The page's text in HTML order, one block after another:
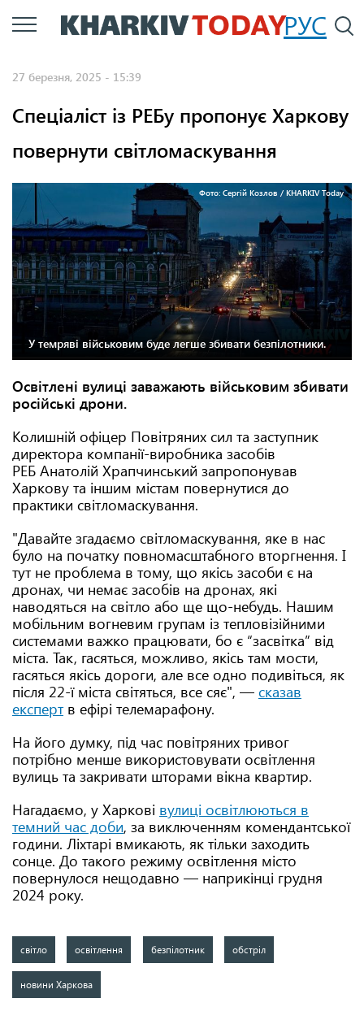
Перейти
до
РУС
27 березня, 2025 - 15:39
Спеціаліст із РЕБу пропонує Харкову
повернути світломаскування
Фото: Сергій Козлов / KHARKIV Today
У темряві військовим буде легше збивати безпілотники.
Освітлені вулиці заважають військовим збивати
російські дрони.
Колишній офіцер Повітряних сил та заступник
директора компанії-виробника засобів
РЕБ Анатолій Храпчинський запропонував
Харкову та іншим містам повернутися до
практики світломаскування.
"Давайте згадаємо світломаскування, яке в нас
було на початку повномасштабного вторгнення. І
тут не проблема в тому, що якісь засоби є на
дронах, чи немає засобів на дронах, які
наводяться на світло або ще що-небудь. Нашим
мобільним вогневим групам із тепловізійними
системами важко працювати, бо є “засвітка” від
міста. Так, гасяться, можливо, якісь там мости,
гасяться якісь дороги, але все одно подивіться, як
після 22-ї міста світяться, все сяє", — сказав
експертв ефірі телемарафону.
На його думку, під час повітряних тривог
потрібно менше використовувати освітлення
вулиць та закривати шторами вікна квартир.
Нагадаємо, у Харкові вулиці освітлюються в
темний час доби, за виключенням комендантської
години. Ліхтарі вмикають, як тільки заходить
сонце. До такого режиму освітлення місто
повернулося нещодавно — наприкінці грудня
2024 року.
світло освітлення безпілотник обстріл
новини Харкова